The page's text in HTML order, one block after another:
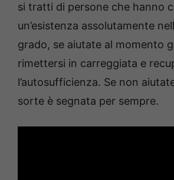
si tratti di persone che hanno
un’esistenza assolutamente
grado, se aiutate al momento
rimettersi in carreggiata e
l’autosufficienza. Se non
sorte è segnata per sempre.